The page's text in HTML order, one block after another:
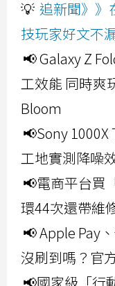
💡 追新聞》》
技玩家好文不
📢 Galaxy Z
工效能 同時爽
Bloom
📢Sony 1000X
工地實測降噪
📢電商平台買
環44次還帶維
📢 Apple Pay
沒刷到嗎？官